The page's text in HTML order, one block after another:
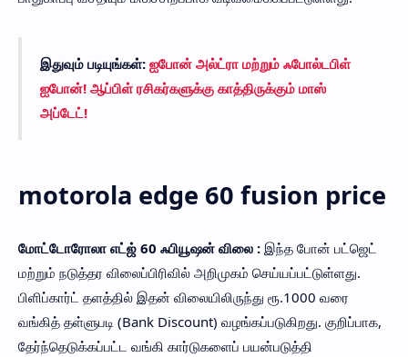
இதுவும் படியுங்கள்: ஐபோன் அல்ட்ரா மற்றும் ஃபோல்டபிள்
ஐபோன்! ஆப்பிள் ரசிகர்களுக்கு காத்திருக்கும் மாஸ்
அப்டேட்!
motorola edge 60 fusion price
மோட்டோரோலா எட்ஜ் 60 ஃபியூஷன் விலை : இந்த போன் பட்ஜெட்
மற்றும் நடுத்தர விலைப்பிரிவில் அறிமுகம் செய்யப்பட்டுள்ளது.
பிளிப்கார்ட் தளத்தில் இதன் விலையிலிருந்து ரூ.1000 வரை
வங்கித் தள்ளுபடி (Bank Discount) வழங்கப்படுகிறது. குறிப்பாக,
தேர்ந்தெடுக்கப்பட்ட வங்கி கார்டுகளைப் பயன்படுத்தி